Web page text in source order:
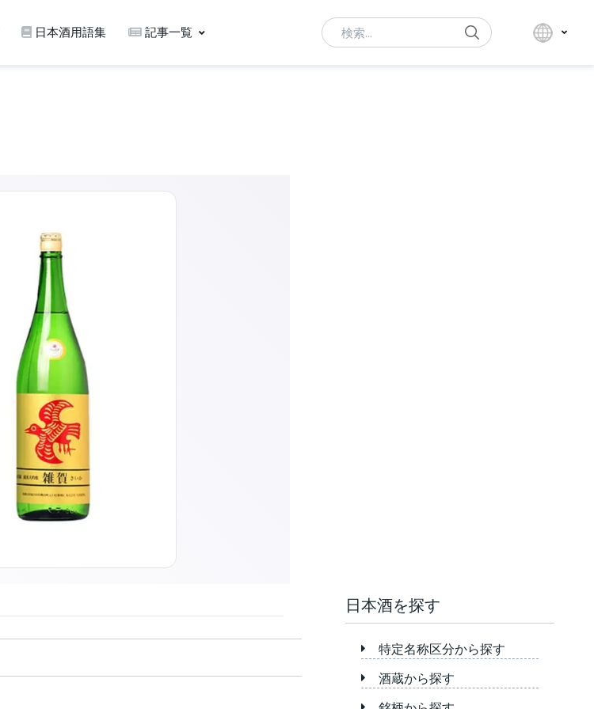
日本酒用語集 記事一覧 Search
日本酒を探す
特定名称区分から探す
酒蔵から探す